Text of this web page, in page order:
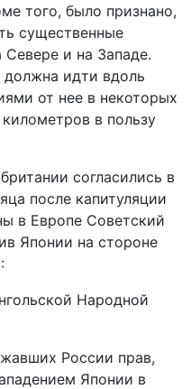
того, было признано,
существенные
и на Западе.
идти вдоль
от нее в некоторых
в пользу
согласились в
после капитуляции
в Европе Советский
Японии на стороне
Народной
России прав,
Японии в